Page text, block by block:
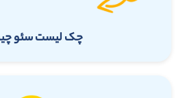
چک لیست سئو